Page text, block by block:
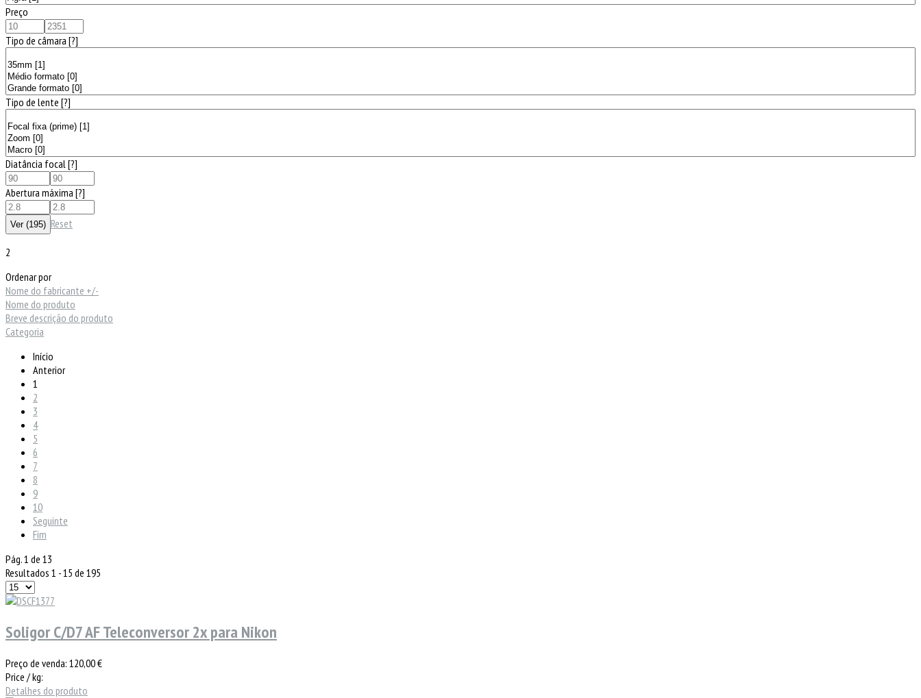
Preço
Tipo de câmara [?]
Tipo de lente [?]
Diatância focal [?]
Abertura máxima [?]
Reset
2
Ordenar por
Nome do fabricante +/-
Nome do produto
Breve descrição do produto
Categoria
Início
Anterior
1
2
3
4
5
6
7
8
9
10
Seguinte
Fim
Pág. 1 de 13
Resultados 1 - 15 de 195
Soligor C/D7 AF Teleconversor 2x para Nikon
Preço de venda: 120,00 €
Price / kg:
Detalhes do produto